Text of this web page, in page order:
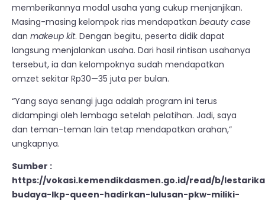
memberikannya modal usaha yang cukup menjanjikan.
Masing-masing kelompok rias mendapatkan beauty case
dan makeup kit. Dengan begitu, peserta didik dapat
langsung menjalankan usaha. Dari hasil rintisan usahanya
tersebut, ia dan kelompoknya sudah mendapatkan
omzet sekitar Rp30—35 juta per bulan.
“Yang saya senangi juga adalah program ini terus
didampingi oleh lembaga setelah pelatihan. Jadi, saya
dan teman-teman lain tetap mendapatkan arahan,”
ungkapnya.
Sumber :
https://vokasi.kemendikdasmen.go.id/read/b/
budaya-lkp-queen-hadirkan-lulusan-pkw-miliki-